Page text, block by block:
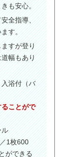
も安心。
全指導、
す。
すが登り
幅もあり
浴付（バ
ことがで
ル
1枚600
ができる